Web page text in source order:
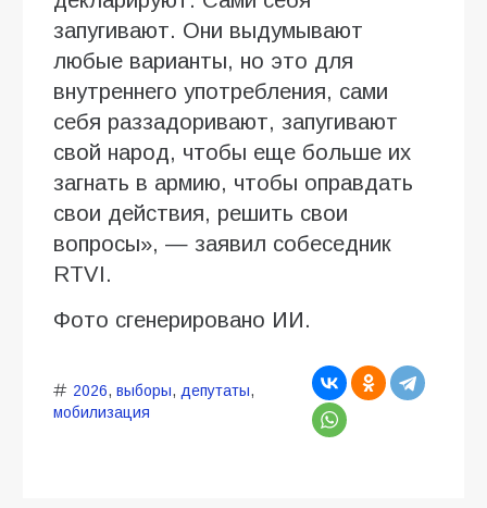
запугивают. Они выдумывают
любые варианты, но это для
внутреннего употребления, сами
себя раззадоривают, запугивают
свой народ, чтобы еще больше их
загнать в армию, чтобы оправдать
свои действия, решить свои
вопросы», — заявил собеседник
RTVI.
Фото сгенерировано ИИ.
2026, выборы, депутаты,
мобилизация